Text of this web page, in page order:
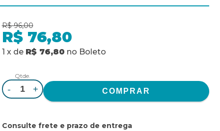
R$ 96,00
R$ 76,80
1 x de R$ 76,80 no Boleto
Qtde.
- +
Consulte frete e prazo de entrega